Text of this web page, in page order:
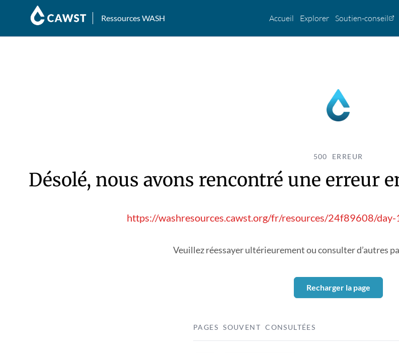
Ressources WASH Accueil Explorer Soutien-conseil
500 ERREUR
Désolé, nous avons rencontré une erreur
https://washresources.cawst.org/fr/resources/24f89608/
Veuillez réessayer ultérieurement ou consulter d’autres
Recharger la page
PAGES SOUVENT CONSULTÉES